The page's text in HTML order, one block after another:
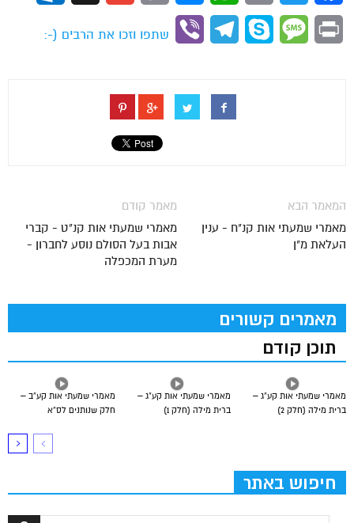
Print
Message
Skype
Telegram
Viber
שתפו וזכו את הרבים (-:
מאמר קודם
מאמרי שמעתי אות קנ"ט - קברי
אבות בעל הסולם נוסע לחברון -
מערת המכפלה
המאמר הבא
מאמרי שמעתי אות קנ"ח - ענין
העלאת מ"ן
מאמרים קשורים
תוכן קודם
מאמרי שמעתי אות קע”ב –
חלק שנותנים לס”א
מאמרי שמעתי אות קע”ג –
ברית מילה (חלק 1)
מאמרי שמעתי אות קע”ג –
ברית מילה (חלק 2)
חיפוש באתר